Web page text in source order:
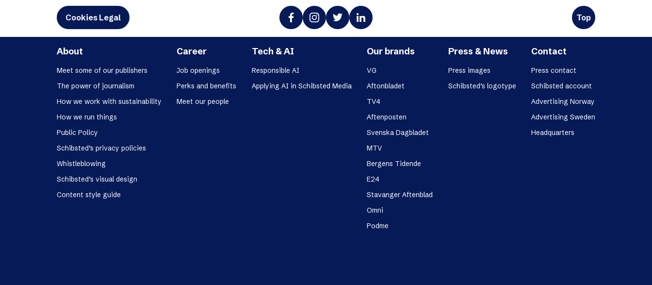
Cookies Legal Top
About
Meet some of our publishers
The power of journalism
How we work with sustainability
How we run things
Public Policy
Schibsted’s privacy policies
Whistleblowing
Schibsted’s visual design
Content style guide
Career
Job openings
Perks and benefits
Meet our people
Tech & AI
Responsible AI
Applying AI in Schibsted Media
Our brands
VG
Aftonbladet
TV4
Aftenposten
Svenska Dagbladet
MTV
Bergens Tidende
E24
Stavanger Aftenblad
Omni
Podme
Press & News
Press images
Schibsted’s logotype
Contact
Press contact
Schibsted account
Advertising Norway
Advertising Sweden
Headquarters